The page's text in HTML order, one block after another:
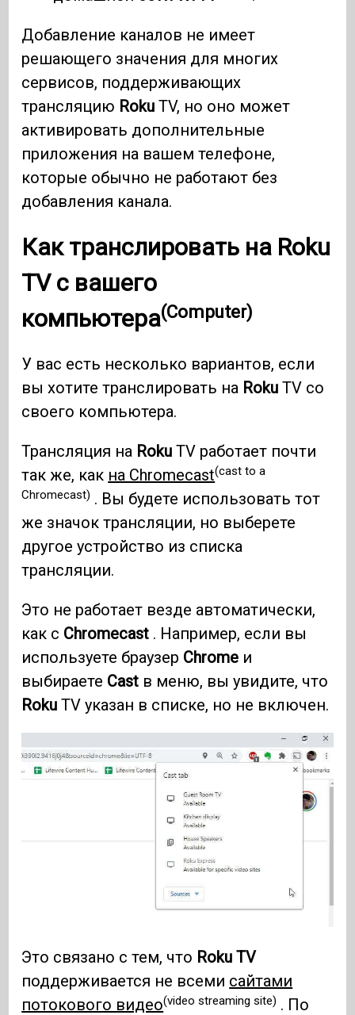
Добавление каналов не имеет
решающего значения для многих
сервисов, поддерживающих
трансляцию Roku TV, но оно может
активировать дополнительные
приложения на вашем телефоне,
которые обычно не работают без
добавления канала.
Как транслировать на Roku
TV с вашего
компьютера(Computer)
У вас есть несколько вариантов, если
вы хотите транслировать на Roku TV со
своего компьютера.
Трансляция на Roku TV работает почти
так же, как на Chromecast(cast to a
Chromecast) . Вы будете использовать тот
же значок трансляции, но выберете
другое устройство из списка
трансляции.
Это не работает везде автоматически,
как с Chromecast . Например, если вы
используете браузер Chrome и
выбираете Cast в меню, вы увидите, что
Roku TV указан в списке, но не включен.
Это связано с тем, что Roku TV
поддерживается не всеми сайтами
потокового видео(video streaming site) . По